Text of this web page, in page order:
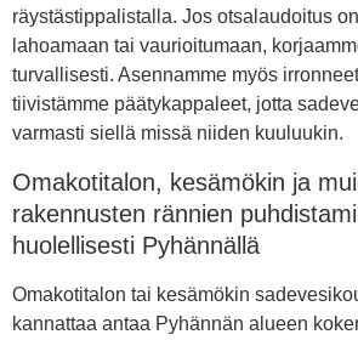
räystästippalistalla. Jos otsalaudoitus
lahoamaan tai vaurioitumaan,
turvallisesti. Asennamme myös
tiivistämme päätykappaleet, jotta
varmasti siellä missä niiden kuuluukin.
Omakotitalon, kesämökin ja
rakennusten rännien
huolellisesti Pyhännällä
Omakotitalon tai kesämökin
kannattaa antaa Pyhännän alueen